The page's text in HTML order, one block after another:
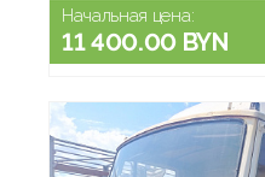
Начальная цена:
11 400.00 BYN